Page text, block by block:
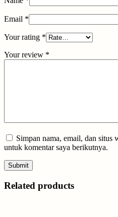
Email *
Your rating *
Your review *
Simpan nama, email, dan situs
untuk komentar saya berikutnya.
Related products